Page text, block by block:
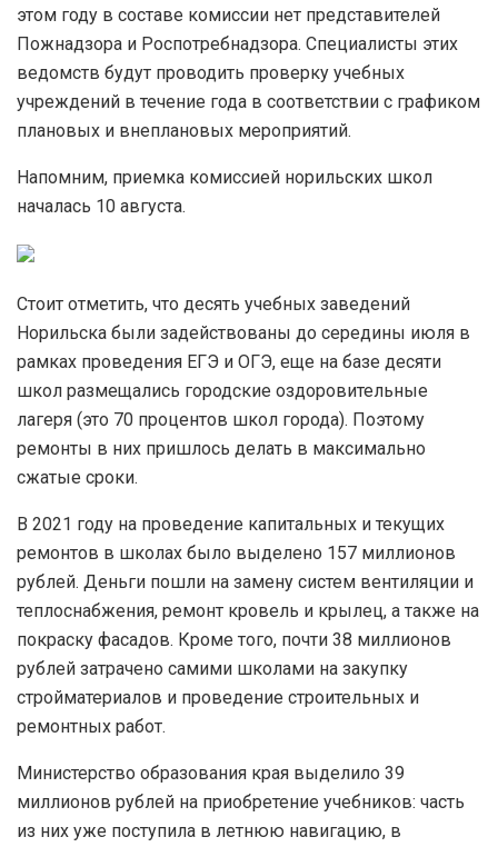
этом году в составе комиссии нет представителей
Пожнадзора и Роспотребнадзора. Специалисты этих
ведомств будут проводить проверку учебных
учреждений в течение года в соответствии с графиком
плановых и внеплановых мероприятий.
Напомним, приемка комиссией норильских школ
началась 10 августа.
Стоит отметить, что десять учебных заведений
Норильска были задействованы до середины июля в
рамках проведения ЕГЭ и ОГЭ, еще на базе десяти
школ размещались городские оздоровительные
лагеря (это 70 процентов школ города). Поэтому
ремонты в них пришлось делать в максимально
сжатые сроки.
В 2021 году на проведение капитальных и текущих
ремонтов в школах было выделено 157 миллионов
рублей. Деньги пошли на замену систем вентиляции и
теплоснабжения, ремонт кровель и крылец, а также на
покраску фасадов. Кроме того, почти 38 миллионов
рублей затрачено самими школами на закупку
стройматериалов и проведение строительных и
ремонтных работ.
Министерство образования края выделило 39
миллионов рублей на приобретение учебников: часть
из них уже поступила в летнюю навигацию, в